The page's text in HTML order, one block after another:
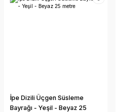
İpe Dizili Üçgen Süsleme
Bayrağı - Yeşil - Beyaz 25